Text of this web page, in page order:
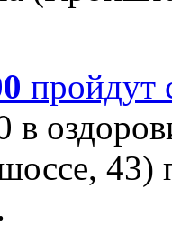
пройдут
в
43)